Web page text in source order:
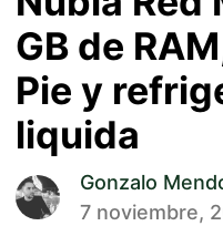
GB de
Pie y
liquida
Gonzalo
7 noviembre,